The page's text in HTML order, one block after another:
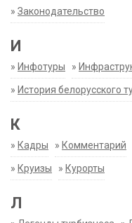
» Законодательство
И
» Инфотуры »
» История белорусского
К
» Кадры » Комментарий
» Круизы » Курорты
Л